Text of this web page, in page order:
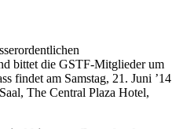
bittet die GSTF-Mitglieder um
findet am Samstag, 21. Juni ’14
The Central Plaza Hotel,